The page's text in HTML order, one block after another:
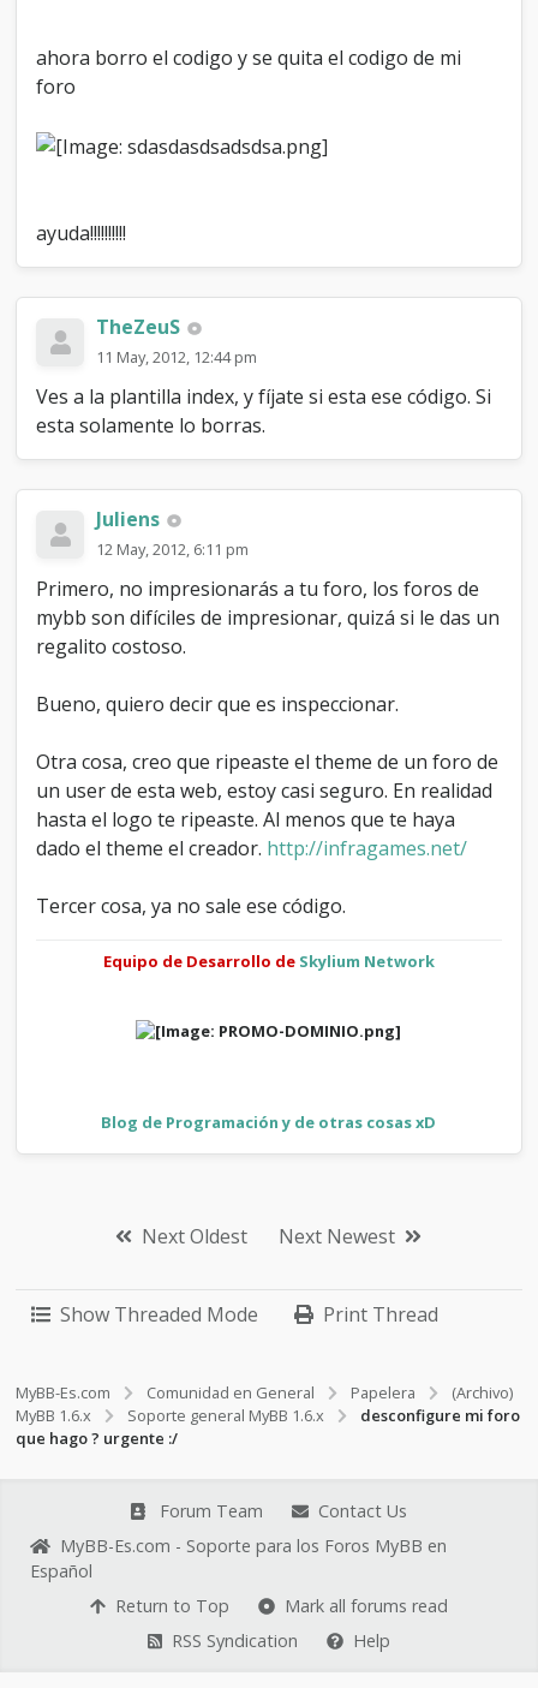
ahora borro el codigo y se quita el codigo de mi
foro
ayuda!!!!!!!!!!
TheZeuS
11 May, 2012, 12:44 pm
Ves a la plantilla index, y fíjate si esta ese código. Si
esta solamente lo borras.
Juliens
12 May, 2012, 6:11 pm
Primero, no impresionarás a tu foro, los foros de
mybb son difíciles de impresionar, quizá si le das un
regalito costoso.
Bueno, quiero decir que es inspeccionar.
Otra cosa, creo que ripeaste el theme de un foro de
un user de esta web, estoy casi seguro. En realidad
hasta el logo te ripeaste. Al menos que te haya
dado el theme el creador. http://infragames.net/
Tercer cosa, ya no sale ese código.
Equipo de Desarrollo de Skylium Network
Blog de Programación y de otras cosas xD
Next Oldest Next Newest
Show Threaded Mode Print Thread
MyBB-Es.com Comunidad en General Papelera
(Archivo)
MyBB 1.6.x
Soporte general MyBB 1.6.x
desconfigure mi foro
que hago ? urgente :/
Forum Team
Contact Us
MyBB-Es.com - Soporte para los Foros MyBB en
Español
Return to Top
Mark all forums read
RSS Syndication
Help